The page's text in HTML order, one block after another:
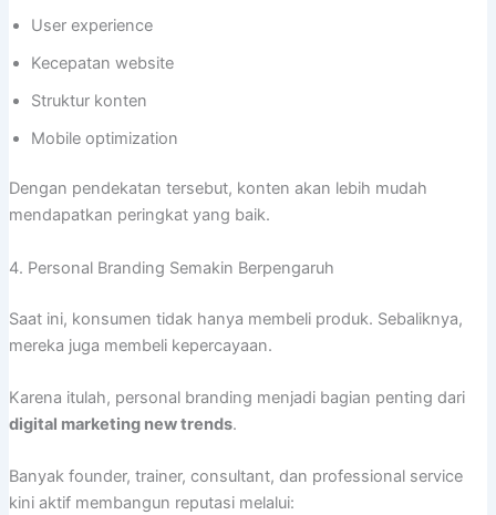
User experience
Kecepatan website
Struktur konten
Mobile optimization
Dengan pendekatan tersebut, konten akan lebih mudah
mendapatkan peringkat yang baik.
4. Personal Branding Semakin Berpengaruh
Saat ini, konsumen tidak hanya membeli produk. Sebaliknya,
mereka juga membeli kepercayaan.
Karena itulah, personal branding menjadi bagian penting dari
digital marketing new trends.
Banyak founder, trainer, consultant, dan professional service
kini aktif membangun reputasi melalui: